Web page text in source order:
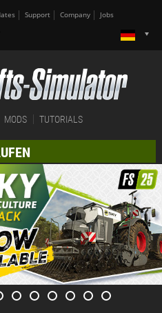
Support Company Jobs
MODS TUTORIALS